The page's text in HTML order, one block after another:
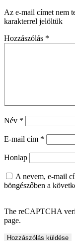
Az e-mail címet nem
karakterrel jelöltük
Hozzászólás *
Név *
E-mail cím *
Honlap
A nevem, e-mail
böngészőben a
The reCAPTCHA
page.